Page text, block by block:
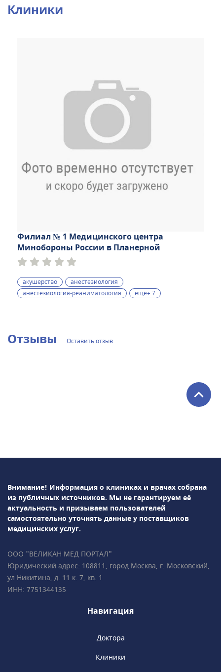
Клиники
Филиал № 1 Медицинского центра
Минобороны России в Планерной
акушерство
анестезиология
анестезиология-реаниматология
ещё+ 7
Отзывы Оставить отзыв
Внимание! Информация о клиниках и врачах собрана
из публичных источников. Мы не гарантируем её
актуальность и призываем пользователей
самостоятельно уточнять данные у поставщиков
медицинских услуг.
ООО "ВЕЛИКАН МЕД ПОРТАЛ"
Юридический адрес: 108811, город Москва, г. Московский,
ул Никитина, д. 11 к. 7, кв. 1
ИНН: 7751344135
Навигация
Доктора
Клиники